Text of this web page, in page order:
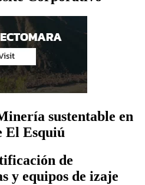
sustentable en
El Esquiú
de
y equipos de izaje